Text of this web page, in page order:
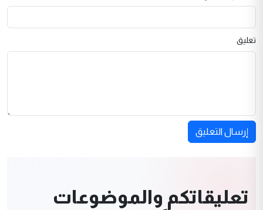
تعليق
إرسال التعليق
تعليقاتكم والموضوعات